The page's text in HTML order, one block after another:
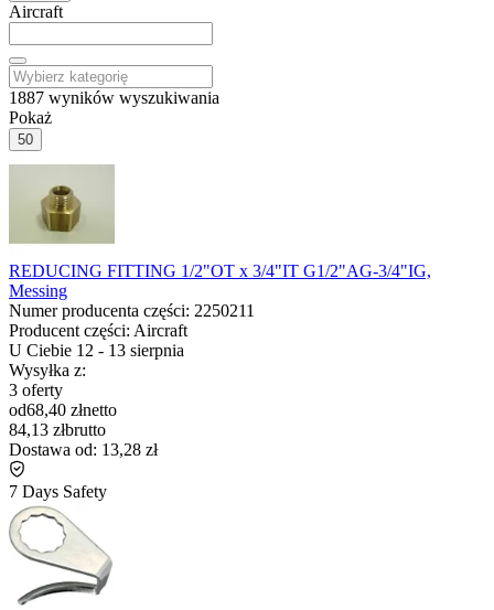
Aircraft
1887 wyników wyszukiwania
Pokaż
50
REDUCING FITTING 1/2"OT x 3/4"IT G1/2"AG-3/4"IG,
Messing
Numer producenta części: 2250211
Producent części: Aircraft
U Ciebie 12 - 13 sierpnia
Wysyłka z:
3 oferty
od68,40 złnetto
84,13 złbrutto
Dostawa od: 13,28 zł
7 Days Safety